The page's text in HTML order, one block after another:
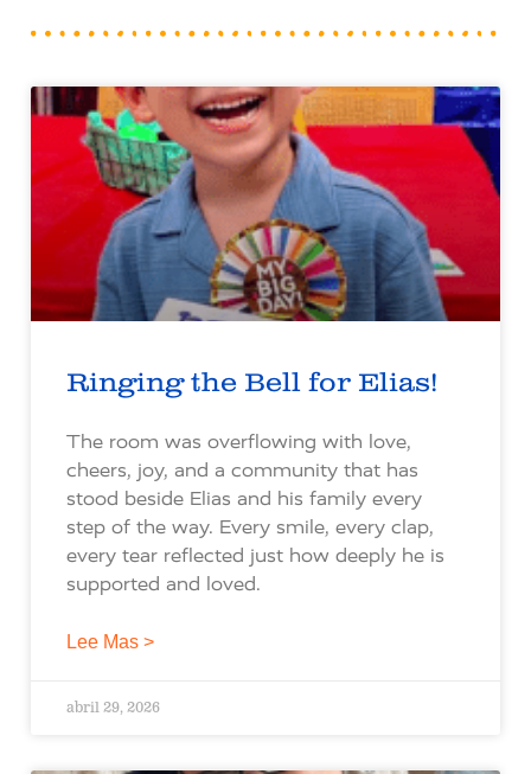
Ringing the Bell for Elias!
The room was overflowing with love,
cheers, joy, and a community that has
stood beside Elias and his family every
step of the way. Every smile, every clap,
every tear reflected just how deeply he is
supported and loved.
Lee Mas >
abril 29, 2026